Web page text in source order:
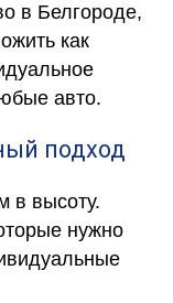
в Белгороде,
как
авто.
подход
в высоту.
нужно